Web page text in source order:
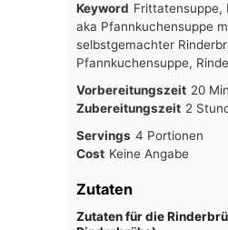
Keyword Frittatensuppe,
aka Pfannkuchensuppe
selbstgemachter
Pfannkuchensuppe,
Vorbereitungszeit 20
Zubereitungszeit 2
Servings 4 Portionen
Cost Keine Angabe
Zutaten
Zutaten für die